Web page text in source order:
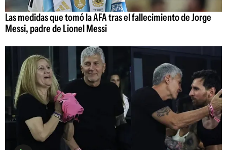
Las medidas que tomó la AFA tras el fallecimiento de Jorge
Messi, padre de Lionel Messi